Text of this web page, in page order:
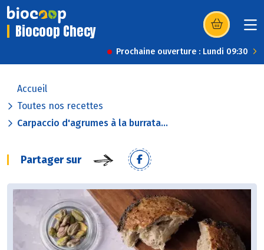
Biocoop Checy (s’ouvre dans
Prochaine ouverture : Lundi 09:30
Accueil
Toutes nos recettes
Carpaccio d'agrumes à la burrata...
Partager sur